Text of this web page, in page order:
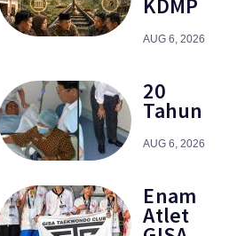
KDMP
AUG 6, 2026
20
Tahun
AUG 6, 2026
Enam
Atlet